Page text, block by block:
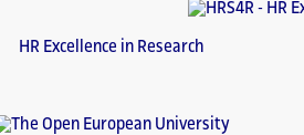
HR Excellence in Research